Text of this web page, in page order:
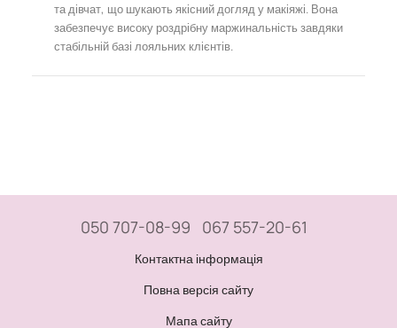
та дівчат, що шукають якісний догляд у макіяжі. Вона
забезпечує високу роздрібну маржинальність завдяки
стабільній базі лояльних клієнтів.
050 707-08-99 067 557-20-61
Контактна інформація
Повна версія сайту
Мапа сайту